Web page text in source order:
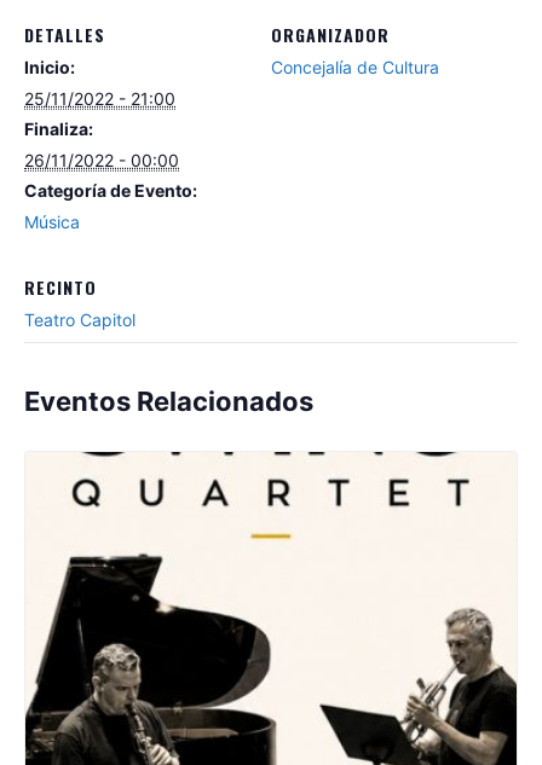
DETALLES
Inicio:
25/11/2022 - 21:00
Finaliza:
26/11/2022 - 00:00
Categoría de Evento:
Música
ORGANIZADOR
Concejalía de Cultura
RECINTO
Teatro Capitol
Eventos Relacionados